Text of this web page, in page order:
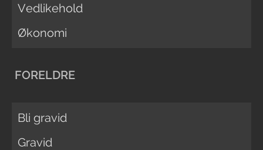
Vedlikehold
Økonomi
FORELDRE
Bli gravid
Gravid